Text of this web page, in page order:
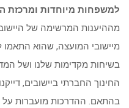
למשפחות מיוחדות ומרכזת
מיישובי המועצה, שהוא התאמו
בשיחות מקדימות שלנו ושל
החינוך החברתי ביישובים,
בהתאם. ההדרכות מועברות על